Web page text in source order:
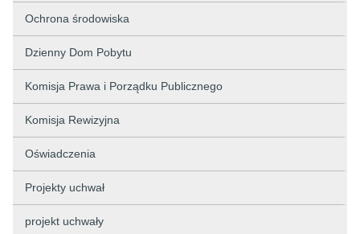
Ochrona środowiska
Dzienny Dom Pobytu
Komisja Prawa i Porządku Publicznego
Komisja Rewizyjna
Oświadczenia
Projekty uchwał
projekt uchwały